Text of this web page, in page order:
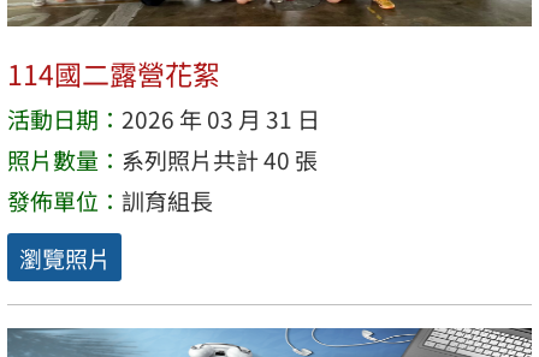
114國二露營花絮
活動日期： 2026 年 03 月 31 日
照片數量： 系列照片共計 40 張
發佈單位： 訓育組長
瀏覽照片